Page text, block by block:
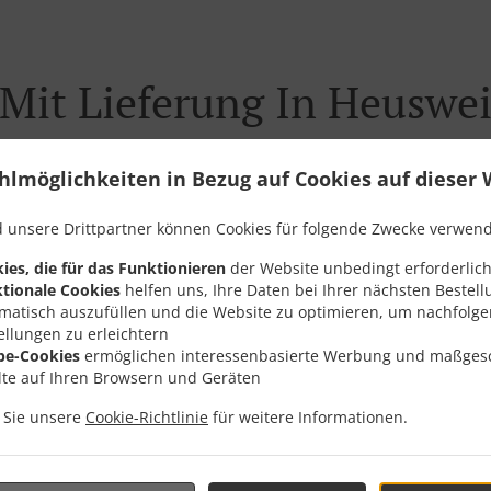
in Bezug auf Cookies auf dieser
unsere Drittpartner können Cookies für folgende Zwecke
die für das Funktionieren der Website unbedingt
Cookies helfen uns, Ihre Daten bei Ihrer nächsten
auszufüllen und die Website zu optimieren, um
zu erleichtern
Cookies ermöglichen interessenbasierte Werbung und
auf Ihren Browsern und Geräten
unsere Cookie-Richtlinie für weitere Informationen.
Lieferung In
Nähe von Heusweiler Eiweiler und freuen uns auf Ihre
Online-Menü anzusehen und bestellen Sie wenn
Ihre Bestellung mit einer individuellen Zeitabschätzung
Angebote